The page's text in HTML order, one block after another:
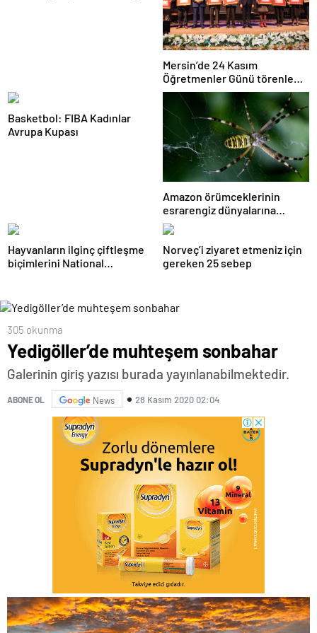
Mersin’de 24 Kasım
Öğretmenler Günü törenle
kutlandı
Basketbol: FIBA Kadınlar
Avrupa Kupası
Amazon örümceklerinin
esrarengiz dünyalarına
gitmeye hazır olun.
Hayvanların ilginç çiftleşme
biçimlerini National
Norveç’i ziyaret etmeniz için
gereken 25 sebep
305 okunma
Yedigöller’de muhteşem sonbahar
Galerinin giriş yazısı burada yayınlanabilmektedir.
ABONE OL News 28 Kasım 2020 02:04